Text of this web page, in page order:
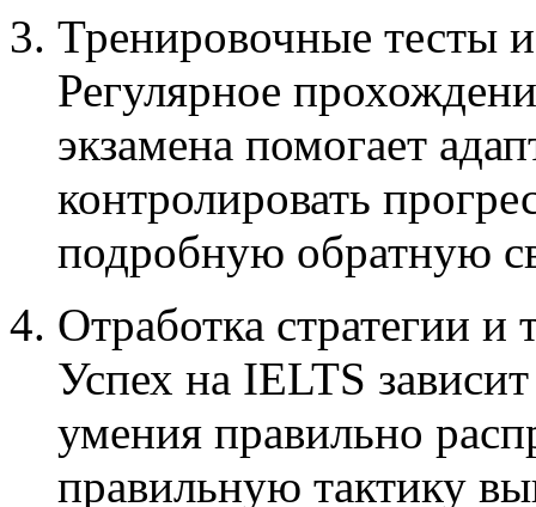
Тренировочные тесты и
Регулярное
экзамена помогает
контролировать
подробную обратную
Отработка стратегии и
Успех на IELTS
умения правильно
правильную тактику